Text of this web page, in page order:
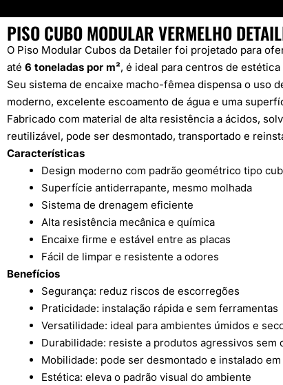
PISO CUBO MODULAR VERMELHO
O Piso Modular Cubos da Detailer foi projetado para
até 6 toneladas por m², é ideal para centros de
Seu sistema de encaixe macho-fêmea dispensa o uso
moderno, excelente escoamento de água e uma
Fabricado com material de alta resistência a ácidos,
reutilizável, pode ser desmontado, transportado e
Características
Design moderno com padrão geométrico tipo
Superfície antiderrapante, mesmo molhada
Sistema de drenagem eficiente
Alta resistência mecânica e química
Encaixe firme e estável entre as placas
Fácil de limpar e resistente a odores
Benefícios
Segurança: reduz riscos de escorregões
Praticidade: instalação rápida e sem ferramentas
Versatilidade: ideal para ambientes úmidos e
Durabilidade: resiste a produtos agressivos sem
Mobilidade: pode ser desmontado e instalado
Estética: eleva o padrão visual do ambiente